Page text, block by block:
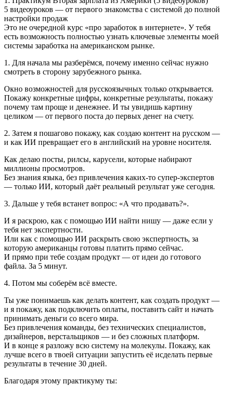
5 видеоуроков — от первого знакомства с системой до полной
настройки продаж
Это не очередной курс «про заработок в интернете». У тебя
есть возможность полностью узнать ключевые элементы моей
системы заработка на американском рынке.
1. Для начала мы разберёмся, почему именно сейчас нужно
смотреть в сторону зарубежного рынка.
Окно возможностей для русскоязычных только открывается.
Покажу конкретные цифры, конкретные результаты, покажу
почему там проще и денежнее. И ты увидишь картину
целиком — от первого поста до первых денег на счету.
2. Затем я пошагово покажу, как создаю контент на русском —
и как ИИ превращает его в английский на уровне носителя.
Как делаю посты, рилсы, карусели, которые набирают
миллионы просмотров.
Без знания языка, без привлечения каких-то супер-экспертов
— только ИИ, который даёт реальный результат уже сегодня.
3. Дальше у тебя встанет вопрос: «А что продавать?».
И я раскрою, как с помощью ИИ найти нишу — даже если у
тебя нет экспертности.
Или как с помощью ИИ раскрыть свою экспертность, за
которую американцы готовы платить прямо сейчас.
И прямо при тебе создам продукт — от идеи до готового
файла. За 5 минут.
4. Потом мы соберём всё вместе.
Ты уже понимаешь как делать контент, как создать продукт —
и я покажу, как подключить оплаты, поставить сайт и начать
принимать деньги со всего мира.
Без привлечения команды, без технических специалистов,
дизайнеров, верстальщиков — и без сложных платформ.
И в конце я разложу всю систему на молекулы. Покажу, как
лучше всего в твоей ситуации запустить её исделать первые
результаты в течение 30 дней.
Благодаря этому практикуму ты: